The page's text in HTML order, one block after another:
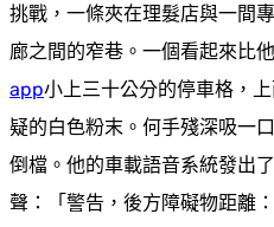
挑戰，一條夾在理髮店與一間
廊之間的窄巷。一個看起來比
app小上三十公分的停車格，
疑的白色粉末。何手殘深吸一
倒檔。他的車載語音系統發出
聲：「警告，後方障礙物距離